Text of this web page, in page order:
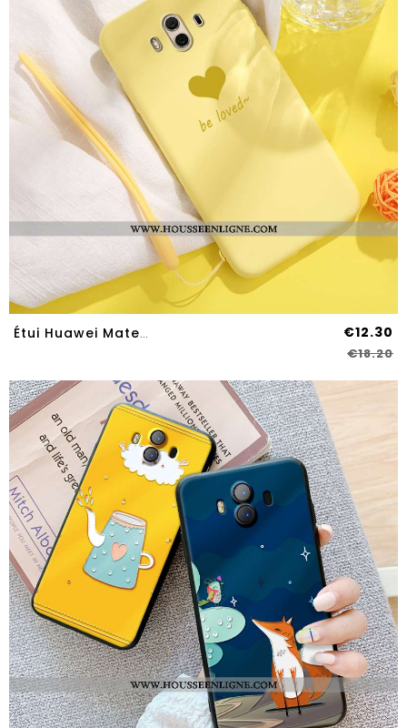
Étui Huawei Mate 10 Coque En Silicone Mode Téléphone Portable Net Rouge Protection Tendance Jaune €12.30
€18.20